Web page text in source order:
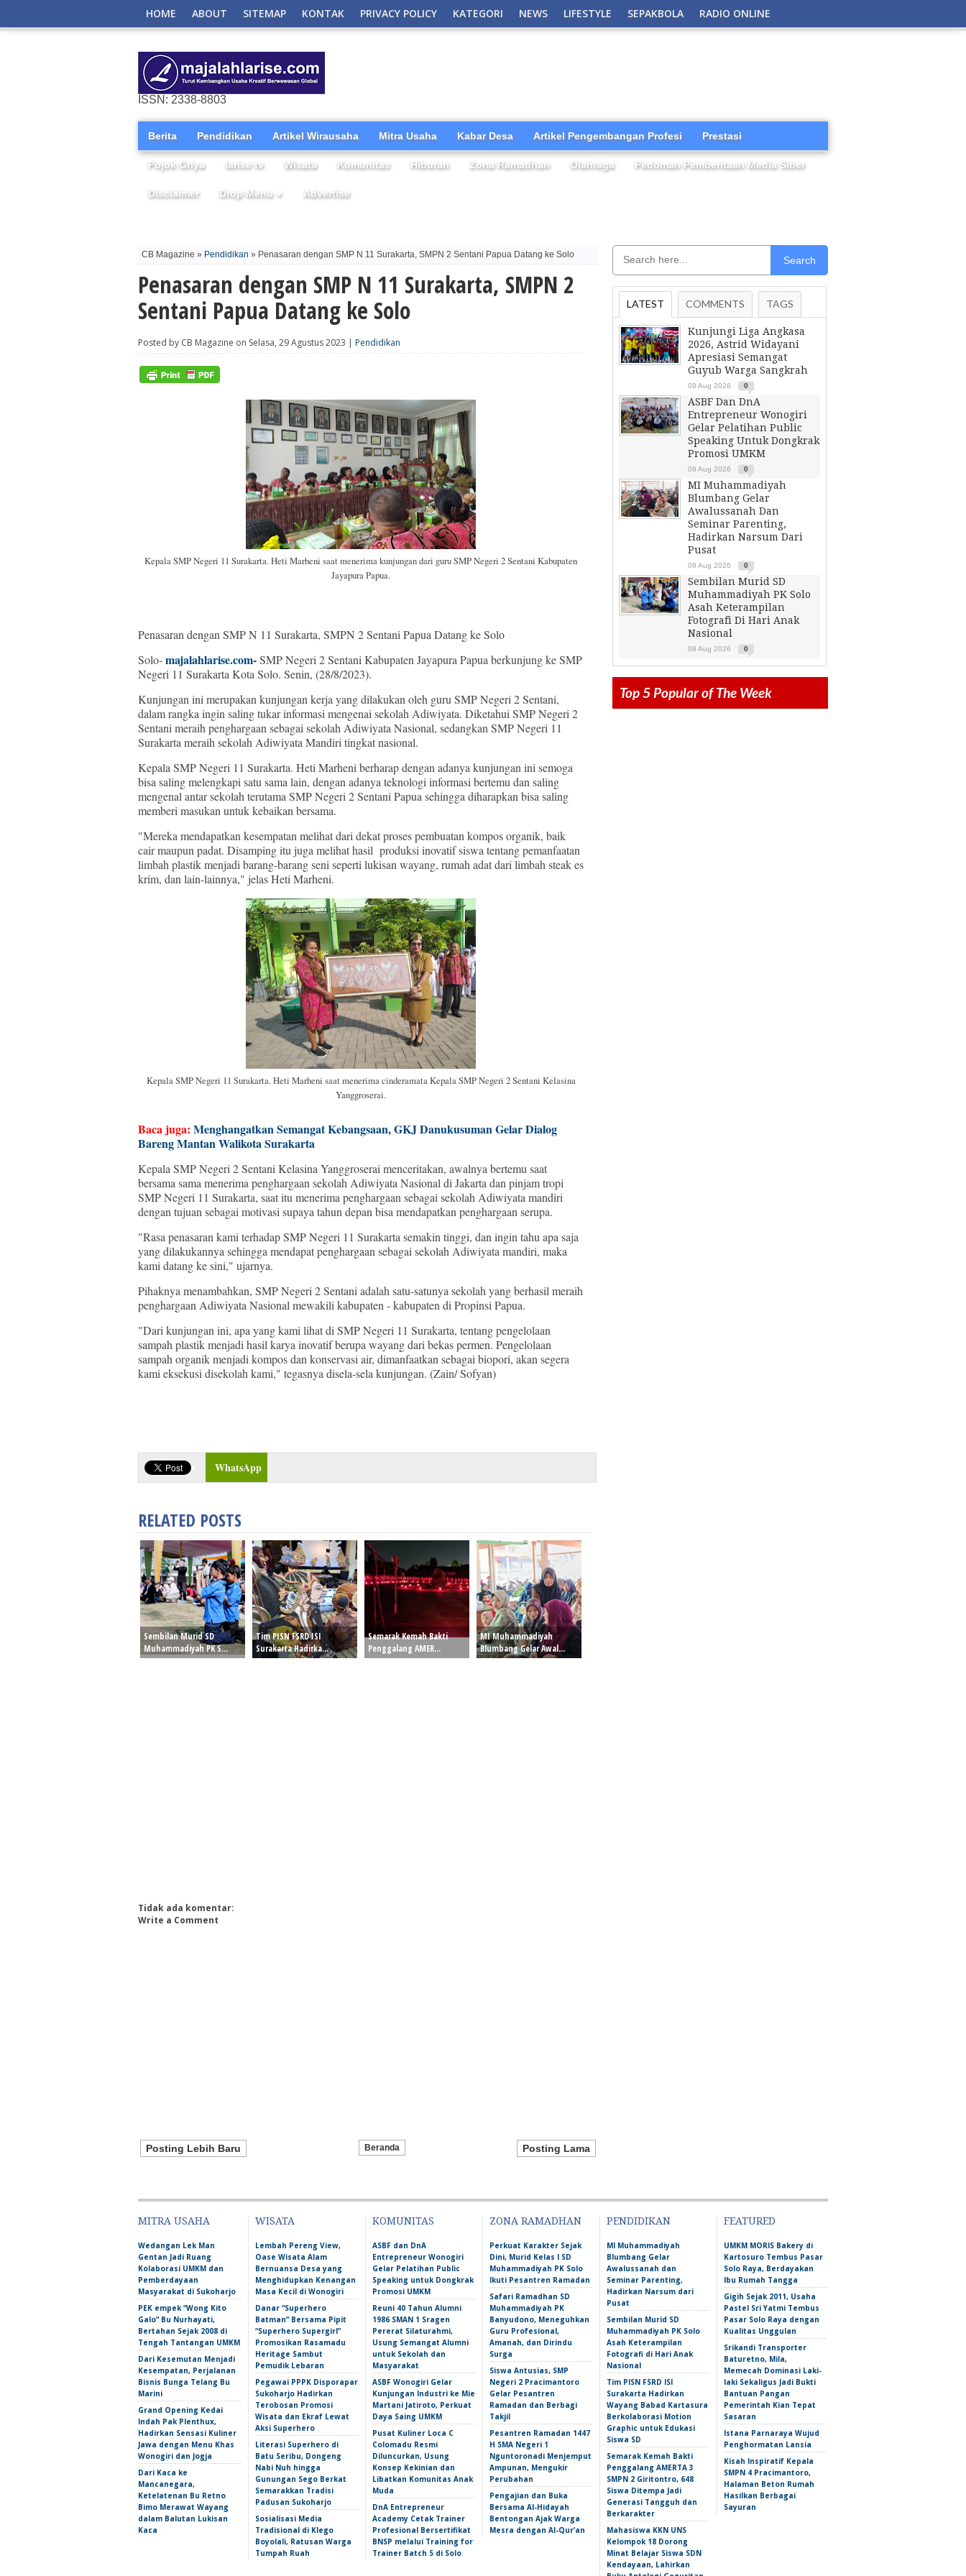
HOME ABOUT SITEMAP KONTAK PRIVACY POLICY KATEGORI NEWS LIFESTYLE SEPAKBOLA RADIO ONLINE
ISSN: 2338-8803
Berita Pendidikan Artikel Wirausaha Mitra Usaha Kabar Desa Artikel Pengembangan Profesi Prestasi
Pojok Griya larise tv Wisata Komunitas Hiburan Zona Ramadhan Olahraga Pedoman Pemberitaan Media Siber
Disclaimer Drop Menu ▼ Advertise
CB Magazine » Pendidikan » Penasaran dengan SMP N 11 Surakarta, SMPN 2 Sentani Papua Datang ke Solo
Penasaran dengan SMP N 11 Surakarta, SMPN 2
Sentani Papua Datang ke Solo
Posted by CB Magazine on Selasa, 29 Agustus 2023 | Pendidikan
Kepala SMP Negeri 11 Surakarta. Heti Marheni saat menerima kunjungan dari guru SMP Negeri 2 Sentani Kabupaten
Jayapura Papua.
Penasaran dengan SMP N 11 Surakarta, SMPN 2 Sentani Papua Datang ke Solo
Solo-majalahlarise.com-SMP Negeri 2 Sentani Kabupaten Jayapura Papua berkunjung ke SMP
Negeri 11 Surakarta Kota Solo. Senin, (28/8/2023).
Kunjungan ini merupakan kunjungan kerja yang dilakukan oleh guru SMP Negeri 2 Sentani,
dalam rangka ingin saling tukar informasi mengenai sekolah Adiwiyata. Diketahui SMP Negeri 2
Sentani meraih penghargaan sebagai sekolah Adiwiyata Nasional, sedangkan SMP Negeri 11
Surakarta meraih sekolah Adiwiyata Mandiri tingkat nasional.
Kepala SMP Negeri 11 Surakarta. Heti Marheni berharap dengan adanya kunjungan ini semoga
bisa saling melengkapi satu sama lain, dengan adanya teknologi informasi bertemu dan saling
mengenal antar sekolah terutama SMP Negeri 2 Sentani Papua sehingga diharapkan bisa saling
memberi masukan untuk kebaikan bersama.
"Mereka mendapatkan kesempatan melihat dari dekat proses pembuatan kompos organik, baik
cair maupun padat. Disamping itu juga melihat hasil produksi inovatif siswa tentang pemanfaatan
limbah plastik menjadi barang-barang seni seperti lukisan wayang, rumah adat dari limbah steak es
krim, dan lain-lainnya," jelas Heti Marheni.
Kepala SMP Negeri 11 Surakarta. Heti Marheni saat menerima cinderamata Kepala SMP Negeri 2 Sentani Kelasina
Yanggroserai.
Baca juga: Menghangatkan Semangat Kebangsaan, GKJ Danukusuman Gelar Dialog
Bareng Mantan Walikota Surakarta
Kepala SMP Negeri 2 Sentani Kelasina Yanggroserai menceritakan, awalnya bertemu saat
bersama sama menerima penghargaan sekolah Adiwiyata Nasional di Jakarta dan pinjam tropi
SMP Negeri 11 Surakarta, saat itu menerima penghargaan sebagai sekolah Adiwiyata mandiri
dengan tujuan sebagai motivasi supaya tahun depan bisa mendapatkan penghargaan serupa.
"Rasa penasaran kami terhadap SMP Negeri 11 Surakarta semakin tinggi, dan ingin tahu apa saja
yang dilakukannya sehingga mendapat penghargaan sebagai sekolah Adiwiyata mandiri, maka
kami datang ke sini," ujarnya.
Pihaknya menambahkan, SMP Negeri 2 Sentani adalah satu-satunya sekolah yang berhasil meraih
penghargaan Adiwiyata Nasional mewakili kabupaten - kabupaten di Propinsi Papua.
"Dari kunjungan ini, apa yang kami lihat di SMP Negeri 11 Surakarta, tentang pengelolaan
sampah plastik menjadi hasil karya inovatif berupa wayang dari bekas permen. Pengelolaan
sampah organik menjadi kompos dan konservasi air, dimanfaatkan sebagai biopori, akan segera
kami eksekusi disekolah kami," tegasnya disela-sela kunjungan. (Zain/ Sofyan)
WhatsApp
RELATED POSTS
Sembilan Murid SD
Muhammadiyah PK S...
Tim PISN FSRD ISI
Surakarta Hadirka...
Semarak Kemah Bakti
Penggalang AMER...
MI Muhammadiyah
Blumbang Gelar Awal...
Tidak ada komentar:
Write a Comment
Posting Lebih Baru Posting Lama
Beranda
Search
LATEST COMMENTS TAGS
Kunjungi Liga Angkasa
2026, Astrid Widayani
Apresiasi Semangat
Guyub Warga Sangkrah
08 Aug 2026 0
ASBF Dan DnA
Entrepreneur Wonogiri
Gelar Pelatihan Public
Speaking Untuk Dongkrak
Promosi UMKM
08 Aug 2026 0
MI Muhammadiyah
Blumbang Gelar
Awalussanah Dan
Seminar Parenting,
Hadirkan Narsum Dari
Pusat
08 Aug 2026 0
Sembilan Murid SD
Muhammadiyah PK Solo
Asah Keterampilan
Fotografi Di Hari Anak
Nasional
08 Aug 2026 0
Top 5 Popular of The Week
MITRA USAHA
Wedangan Lek Man
Gentan Jadi Ruang
Kolaborasi UMKM dan
Pemberdayaan
Masyarakat di Sukoharjo
PEK empek “Wong Kito
Galo” Bu Nurhayati,
Bertahan Sejak 2008 di
Tengah Tantangan UMKM
Dari Kesemutan Menjadi
Kesempatan, Perjalanan
Bisnis Bunga Telang Bu
Marini
Grand Opening Kedai
Indah Pak Plenthux,
Hadirkan Sensasi Kuliner
Jawa dengan Menu Khas
Wonogiri dan Jogja
Dari Kaca ke
Mancanegara,
Ketelatenan Bu Retno
Bimo Merawat Wayang
dalam Balutan Lukisan
Kaca
WISATA
Lembah Pereng View,
Oase Wisata Alam
Bernuansa Desa yang
Menghidupkan Kenangan
Masa Kecil di Wonogiri
Danar “Superhero
Batman” Bersama Pipit
“Superhero Supergirl”
Promosikan Rasamadu
Heritage Sambut
Pemudik Lebaran
Pegawai PPPK Disporapar
Sukoharjo Hadirkan
Terobosan Promosi
Wisata dan Ekraf Lewat
Aksi Superhero
Literasi Superhero di
Batu Seribu, Dongeng
Nabi Nuh hingga
Gunungan Sego Berkat
Semarakkan Tradisi
Padusan Sukoharjo
Sosialisasi Media
Tradisional di Klego
Boyolali, Ratusan Warga
Tumpah Ruah
KOMUNITAS
ASBF dan DnA
Entrepreneur Wonogiri
Gelar Pelatihan Public
Speaking untuk Dongkrak
Promosi UMKM
Reuni 40 Tahun Alumni
1986 SMAN 1 Sragen
Pererat Silaturahmi,
Usung Semangat Alumni
untuk Sekolah dan
Masyarakat
ASBF Wonogiri Gelar
Kunjungan Industri ke Mie
Martani Jatiroto, Perkuat
Daya Saing UMKM
Pusat Kuliner Loca C
Colomadu Resmi
Diluncurkan, Usung
Konsep Kekinian dan
Libatkan Komunitas Anak
Muda
DnA Entrepreneur
Academy Cetak Trainer
Profesional Bersertifikat
BNSP melalui Training for
Trainer Batch 5 di Solo
ZONA RAMADHAN
Perkuat Karakter Sejak
Dini, Murid Kelas I SD
Muhammadiyah PK Solo
Ikuti Pesantren Ramadan
Safari Ramadhan SD
Muhammadiyah PK
Banyudono, Meneguhkan
Guru Profesional,
Amanah, dan Dirindu
Surga
Siswa Antusias, SMP
Negeri 2 Pracimantoro
Gelar Pesantren
Ramadan dan Berbagi
Takjil
Pesantren Ramadan 1447
H SMA Negeri 1
Nguntoronadi Menjemput
Ampunan, Mengukir
Perubahan
Pengajian dan Buka
Bersama Al-Hidayah
Bentongan Ajak Warga
Mesra dengan Al-Qur’an
PENDIDIKAN
MI Muhammadiyah
Blumbang Gelar
Awalussanah dan
Seminar Parenting,
Hadirkan Narsum dari
Pusat
Sembilan Murid SD
Muhammadiyah PK Solo
Asah Keterampilan
Fotografi di Hari Anak
Nasional
Tim PISN FSRD ISI
Surakarta Hadirkan
Wayang Babad Kartasura
Berkolaborasi Motion
Graphic untuk Edukasi
Siswa SD
Semarak Kemah Bakti
Penggalang AMERTA 3
SMPN 2 Giritontro, 648
Siswa Ditempa Jadi
Generasi Tangguh dan
Berkarakter
Mahasiswa KKN UNS
Kelompok 18 Dorong
Minat Belajar Siswa SDN
Kendayaan, Lahirkan
FEATURED
UMKM MORIS Bakery di
Kartosuro Tembus Pasar
Solo Raya, Berdayakan
Ibu Rumah Tangga
Gigih Sejak 2011, Usaha
Pastel Sri Yatmi Tembus
Pasar Solo Raya dengan
Kualitas Unggulan
Srikandi Transporter
Baturetno, Mila,
Memecah Dominasi Laki-
laki Sekaligus Jadi Bukti
Bantuan Pangan
Pemerintah Kian Tepat
Sasaran
Istana Parnaraya Wujud
Penghormatan Lansia
Kisah Inspiratif Kepala
SMPN 4 Pracimantoro,
Halaman Beton Rumah
Hasilkan Berbagai
Sayuran